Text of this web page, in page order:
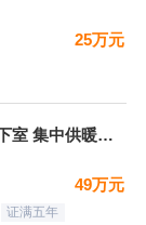
25万元
40万买政法街南北三居送地下室 集中供暖税费低
49万元
证满五年